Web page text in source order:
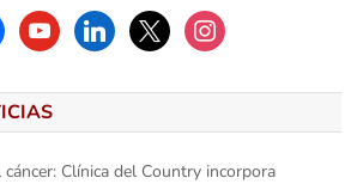
youtubelinkedinx instagram
Clínica del Country incorpora